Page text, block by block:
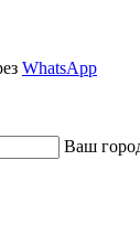
WhatsApp
Ваш